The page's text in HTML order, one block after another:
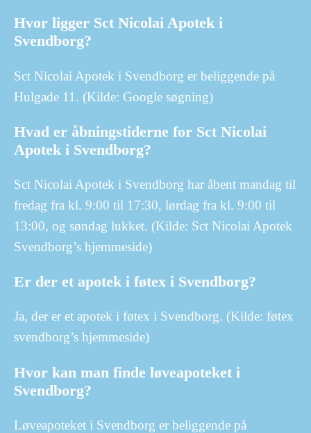
Hvor ligger Sct Nicolai Apotek i
Svendborg?
Sct Nicolai Apotek i Svendborg er beliggende på
Hulgade 11. (Kilde: Google søgning)
Hvad er åbningstiderne for Sct Nicolai
Apotek i Svendborg?
Sct Nicolai Apotek i Svendborg har åbent mandag til
fredag fra kl. 9:00 til 17:30, lørdag fra kl. 9:00 til
13:00, og søndag lukket. (Kilde: Sct Nicolai Apotek
Svendborg’s hjemmeside)
Er der et apotek i føtex i Svendborg?
Ja, der er et apotek i føtex i Svendborg. (Kilde: føtex
svendborg’s hjemmeside)
Hvor kan man finde løveapoteket i
Svendborg?
Løveapoteket i Svendborg er beliggende på